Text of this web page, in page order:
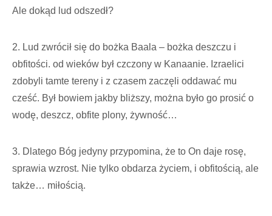
Ale dokąd lud odszedł?
2. Lud zwrócił się do bożka Baala – bożka deszczu i
obfitości. od wieków był czczony w Kanaanie. Izraelici
zdobyli tamte tereny i z czasem zaczęli oddawać mu
cześć. Był bowiem jakby bliższy, można było go prosić o
wodę, deszcz, obfite plony, żywność…
3. Dlatego Bóg jedyny przypomina, że to On daje rosę,
sprawia wzrost. Nie tylko obdarza życiem, i obfitością, ale
także… miłością.